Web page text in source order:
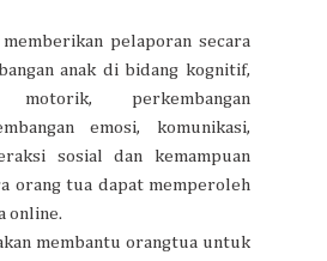
pelaporan secara
anak di bidang kognitif,
motorik, perkembangan
emosi, komunikasi,
sosial dan kemampuan
orang tua dapat memperoleh
online.
membantu orangtua untuk